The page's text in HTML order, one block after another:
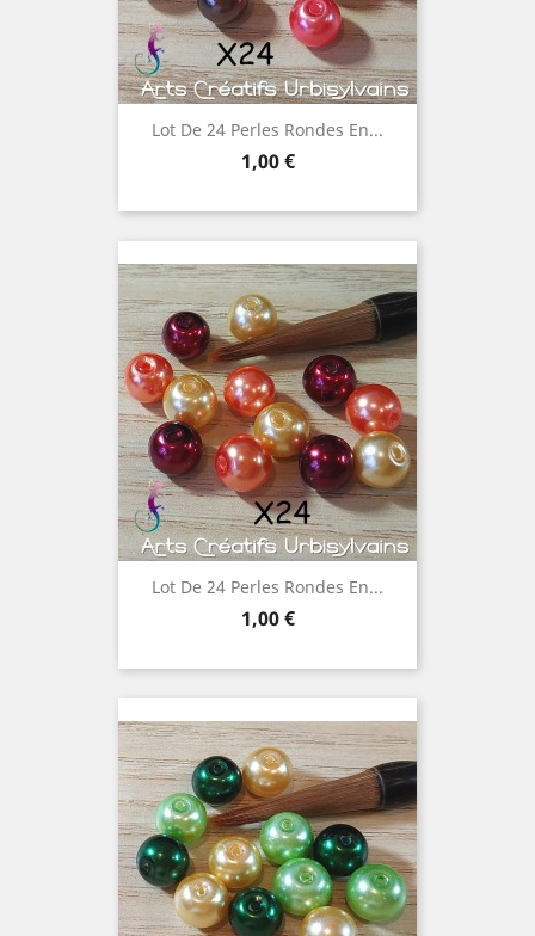
Lot De 24 Perles Rondes En...
Prix
1,00 €
Lot De 24 Perles Rondes En...
Prix
1,00 €